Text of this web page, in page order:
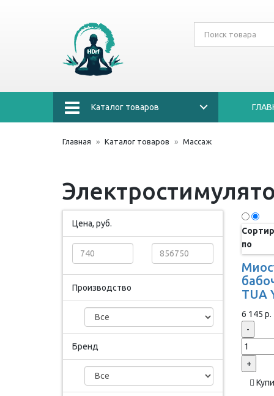
Каталог товаров
Главная Каталог товаров Массаж
Цена, руб.
Производство
Бренд
по
TUA
6 145 р.
-
+